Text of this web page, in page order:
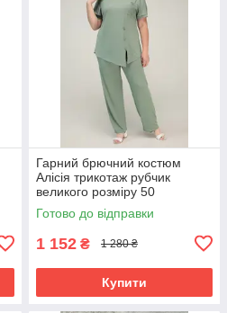
Гарний брючний костюм
Алісія трикотаж рубчик
великого розміру 50
Готово до відправки
1 152 ₴ 1 280 ₴
Купити